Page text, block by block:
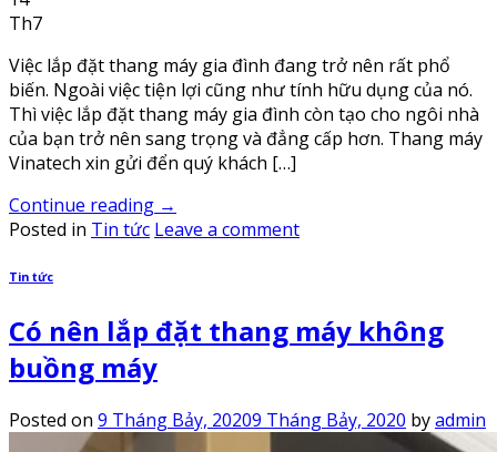
Th7
Việc lắp đặt thang máy gia đình đang trở nên rất phổ
biến. Ngoài việc tiện lợi cũng như tính hữu dụng của nó.
Thì việc lắp đặt thang máy gia đình còn tạo cho ngôi nhà
của bạn trở nên sang trọng và đẳng cấp hơn. Thang máy
Vinatech xin gửi đển quý khách […]
Continue reading →
Posted in Tin tức Leave a comment
Tin tức
Có nên lắp đặt thang máy không
buồng máy
Posted on 9 Tháng Bảy, 20209 Tháng Bảy, 2020 byadmin